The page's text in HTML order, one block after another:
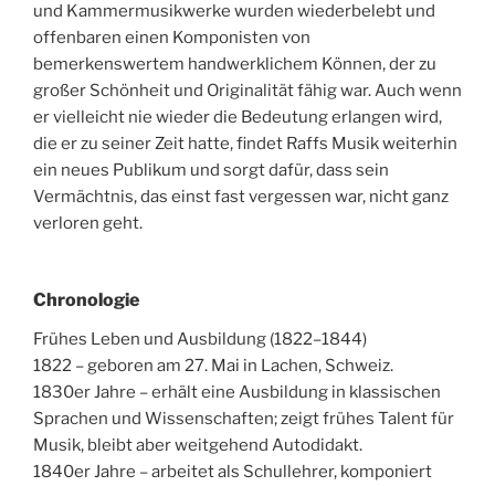
und Kammermusikwerke wurden wiederbelebt und
offenbaren einen Komponisten von
bemerkenswertem handwerklichem Können, der zu
großer Schönheit und Originalität fähig war. Auch wenn
er vielleicht nie wieder die Bedeutung erlangen wird,
die er zu seiner Zeit hatte, findet Raffs Musik weiterhin
ein neues Publikum und sorgt dafür, dass sein
Vermächtnis, das einst fast vergessen war, nicht ganz
verloren geht.
Chronologie
Frühes Leben und Ausbildung (1822–1844)
1822 – geboren am 27. Mai in Lachen, Schweiz.
1830er Jahre – erhält eine Ausbildung in klassischen
Sprachen und Wissenschaften; zeigt frühes Talent für
Musik, bleibt aber weitgehend Autodidakt.
1840er Jahre – arbeitet als Schullehrer, komponiert